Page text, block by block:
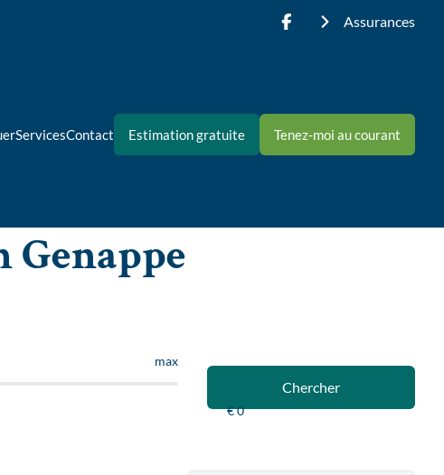
Assurances
ServicesContact Estimation gratuite Tenez-moi au courant
Genappe
max
Chercher